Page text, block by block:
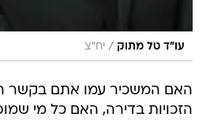
עו"ד טל מתוק / יח"צ
האם המשכיר עמו אתם בקשר
הזכויות בדירה, האם כל מי